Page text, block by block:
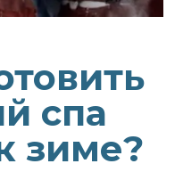
спа
зиме?